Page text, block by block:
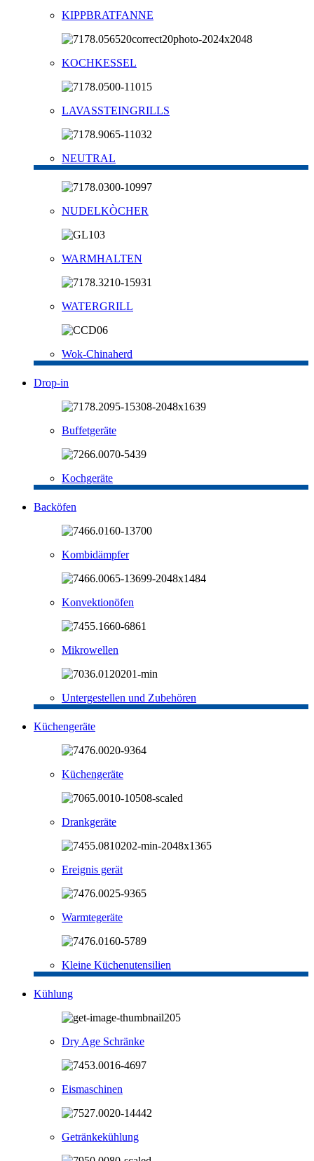
KIPPBRATFANNE
KOCHKESSEL
LAVASSTEINGRILLS
NEUTRAL
NUDELKÒCHER
WARMHALTEN
WATERGRILL
Wok-Chinaherd
Drop-in
Buffetgeräte
Kochgeräte
Backöfen
Kombidämpfer
Konvektionöfen
Mikrowellen
Untergestellen und Zubehören
Küchengeräte
Küchengeräte
Drankgeräte
Ereignis gerät
Warmtegeräte
Kleine Küchenutensilien
Kühlung
Dry Age Schränke
Eismaschinen
Getränkekühlung